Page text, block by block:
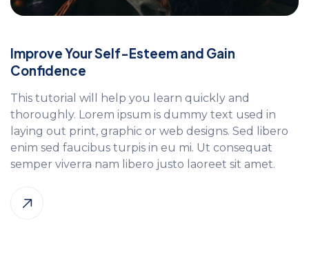
Improve Your Self-Esteem and Gain
Confidence
This tutorial will help you learn quickly and
thoroughly. Lorem ipsum is dummy text used in
laying out print, graphic or web designs. Sed libero
enim sed faucibus turpis in eu mi. Ut consequat
semper viverra nam libero justo laoreet sit amet.